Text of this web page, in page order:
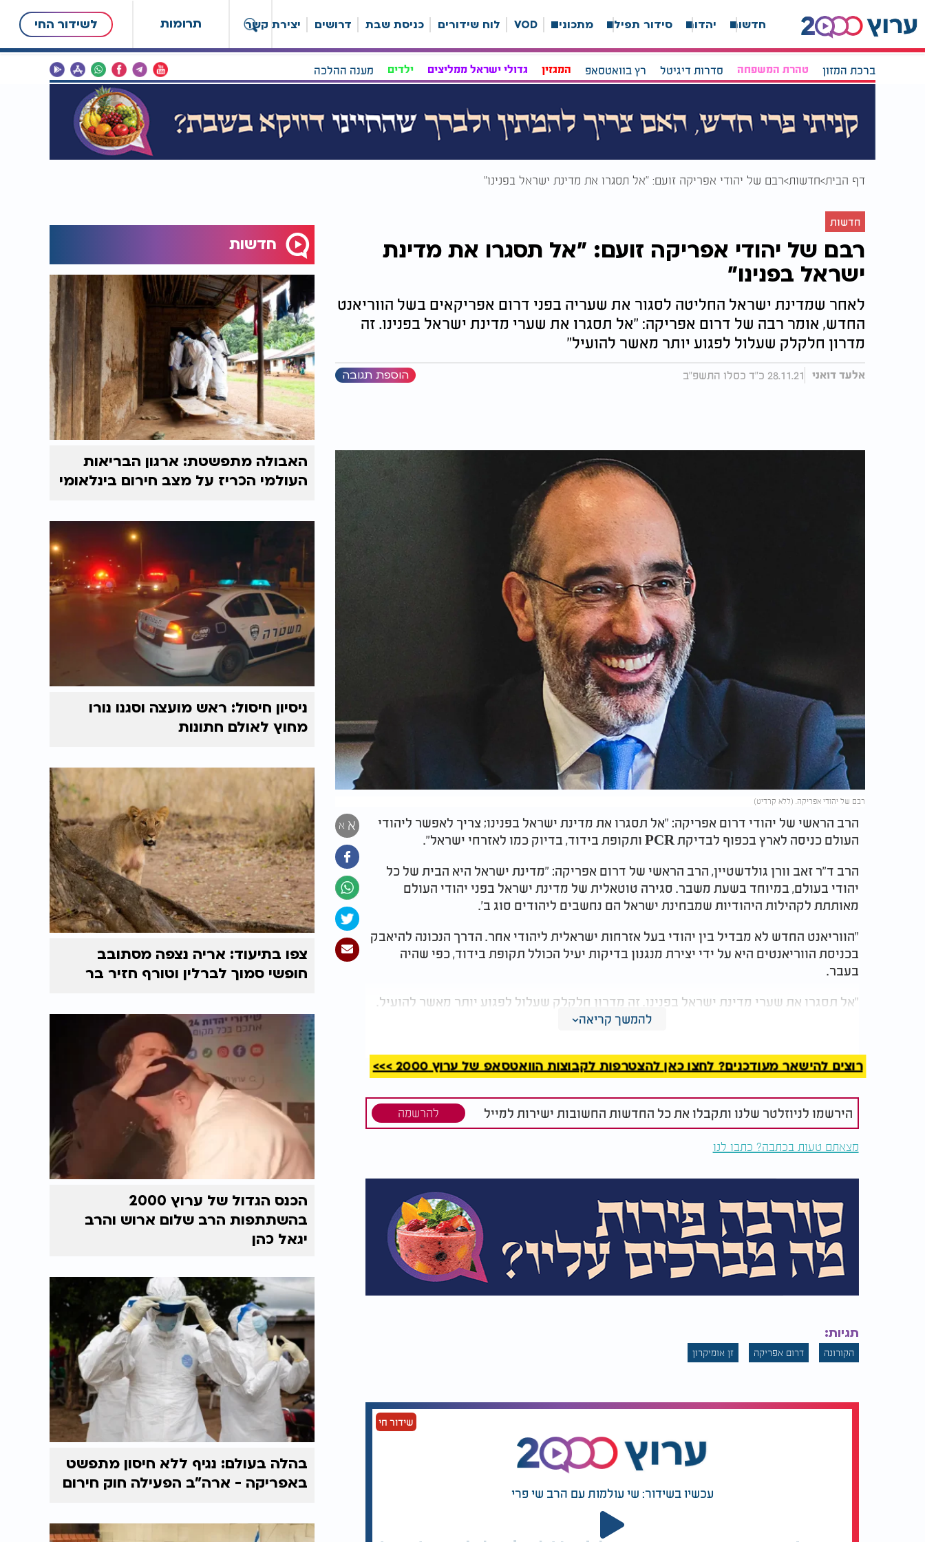
תרומות לשידור החי חדשות יהדות סידור תפילה מתכונים VOD לוח שידורים כניסת שבת דרושים יצירת קשר
ברכת המזון טהרת המשפחה סדרות דיגיטל רץ בוואטסאפ המגזין גדולי ישראל ממליצים ילדים מענה ההלכה
דף הבית חדשות רבם של יהודי אפריקה זועם: "אל תסגרו את מדינת ישראל בפנינו"
חדשות
רבם של יהודי אפריקה זועם: "אל תסגרו את מדינת
ישראל בפנינו"
לאחר שמדינת ישראל החליטה לסגור את שעריה בפני דרום אפריקאים בשל הווריאנט
החדש, אומר רבה של דרום אפריקה: "אל תסגרו את שערי מדינת ישראל בפנינו. זה
מדרון חלקלק שעלול לפגוע יותר מאשר להועיל"
אלעד דואני 28.11.21 כ"ד כסלו התשפ"ב הוספת תגובה
רבם של יהודי אפריקה. (ללא קרדיט)
א א
הרב הראשי של יהודי דרום אפריקה: "אל תסגרו את מדינת ישראל בפנינו; צריך לאפשר ליהודי
העולם כניסה לארץ בכפוף לבדיקת PCR ותקופת בידוד, בדיוק כמו לאזרחי ישראל".
הרב ד"ר זאב וורן גולדשטיין, הרב הראשי של דרום אפריקה: "מדינת ישראל היא הבית של כל
יהודי בעולם, במיוחד בשעת משבר. סגירה טוטאלית של מדינת ישראל בפני יהודי העולם
מאותתת לקהילות היהודיות שמבחינת ישראל הם נחשבים ליהודים סוג ב'.
"הווריאנט החדש לא מבדיל בין יהודי בעל אזרחות ישראלית ליהודי אחר. הדרך הנכונה להיאבק
בכניסת הווריאנטים היא על ידי יצירת מנגנון בדיקות יעיל הכולל תקופת בידוד, כפי שהיה
בעבר.
"אל תסגרו את שערי מדינת ישראל בפנינו. זה מדרון חלקלק שעלול לפגוע יותר מאשר להועיל.
אני קורא לראש הממשלה ולחברי קבינט הקורונה לחשוב שוב על ההשלכות לפני קבלת
להמשך קריאה
רוצים להישאר מעודכנים? לחצו כאן להצטרפות לקבוצות הוואטסאפ של ערוץ 2000 >>>
הירשמו לניוזלטר שלנו ותקבלו את כל החדשות החשובות ישירות למייל להרשמה
מצאתם טעות בכתבה? כתבו לנו
תגיות:
הקורונה דרום אפריקה זן אומיקרון
שידור חי
עכשיו בשידור: שי עולמות עם הרב שי פרי
חדשות
האבולה מתפשטת: ארגון הבריאות
העולמי הכריז על מצב חירום בינלאומי
ניסיון חיסול: ראש מועצה וסגנו נורו
מחוץ לאולם חתונות
צפו בתיעוד: אריה נצפה מסתובב
חופשי סמוך לברלין וטורף חזיר בר
הכנס הגדול של ערוץ 2000
בהשתתפות הרב שלום ארוש והרב
יגאל כהן
בהלה בעולם: נגיף ללא חיסון מתפשט
באפריקה - ארה"ב הפעילה חוק חירום